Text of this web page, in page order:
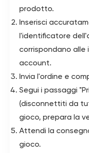
prodotto.
Inserisci
l'identificatore
corrispondano alle
account.
Invia l'ordine e
Segui i passaggi
(disconnettiti da
gioco, prepara la
Attendi la
gioco.